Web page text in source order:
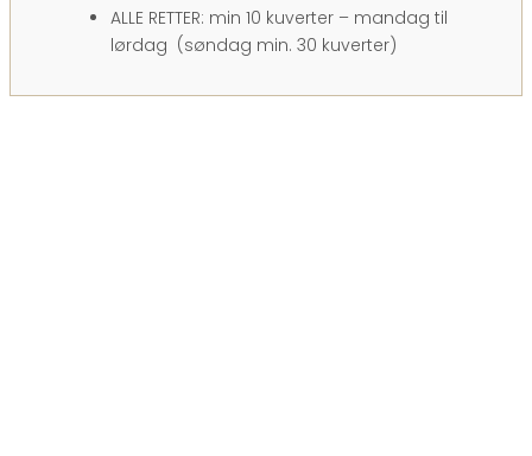
ALLE RETTER: min 10 kuverter – mandag til
lørdag (søndag min. 30 kuverter)